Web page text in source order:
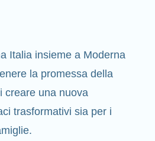
Italia insieme a Moderna
la promessa della
creare una nuova
trasformativi sia per i